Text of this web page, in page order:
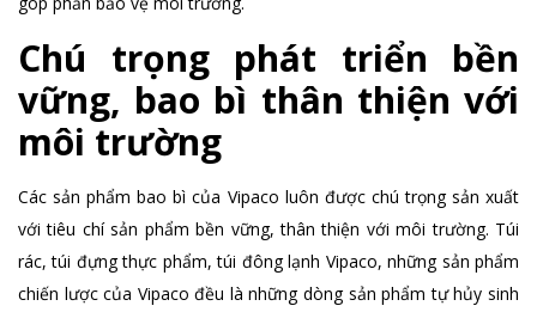
Chú trọng phát triển bền
vững, bao bì thân thiện với
môi trường
Các sản phẩm bao bì của Vipaco luôn được chú trọng sản xuất
với tiêu chí sản phẩm bền vững, thân thiện với môi trường. Túi
rác, túi đựng thực phẩm, túi đông lạnh Vipaco, những sản phẩm
chiến lược của Vipaco đều là những dòng sản phẩm tự hủy sinh